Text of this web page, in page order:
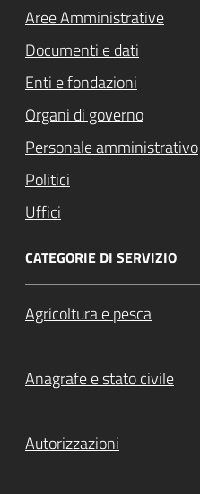
Aree Amministrative
Documenti e dati
Enti e fondazioni
Organi di governo
Personale amministrativo
Politici
Uffici
CATEGORIE DI SERVIZIO
Agricoltura e pesca
Anagrafe e stato civile
Autorizzazioni